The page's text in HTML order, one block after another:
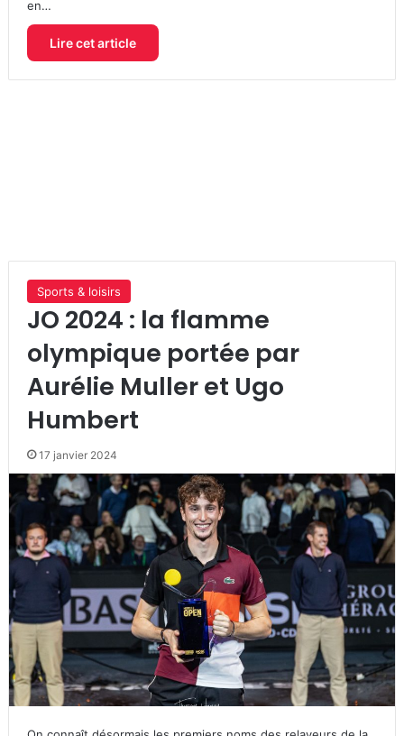
en…
Lire cet article
Sports & loisirs
JO 2024 : la flamme
olympique portée par
Aurélie Muller et Ugo
Humbert
17 janvier 2024